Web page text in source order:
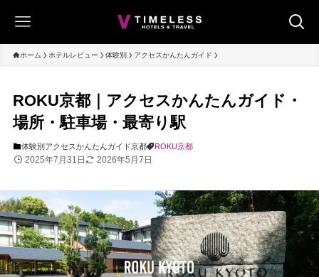
ホーム ホテルレビュー 体験別 アクセスかんたんガイド
ROKU京都｜アクセスかんたんガイド・
場所・駐車場・最寄り駅
体験別 アクセスかんたんガイド京都 ROKU京都
2025年7月31日 2026年5月7日